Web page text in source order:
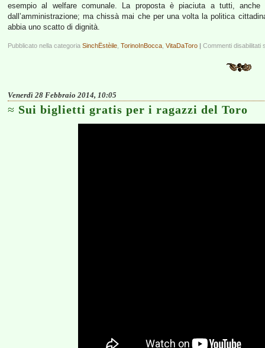
esempio al welfare comunale. La proposta è piaciuta a tutti,
dall’amministrazione; ma chissà mai che per una volta la politica
abbia uno scatto di dignità.
Pubblicato nella categoria SinchËstèile TorinoInBocca VitaDaToro | Commenti disabilitati
Venerdì 28 Febbraio 2014, 10:05
Sui biglietti gratis per i ragazzi del Toro